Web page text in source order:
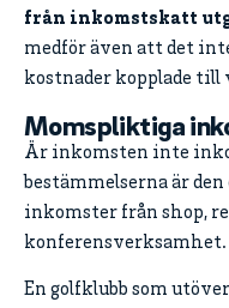
från inkomstskatt
medför även att det
kostnader kopplade till
Momspliktiga
Är inkomsten inte
bestämmelserna är
inkomster från shop,
konferensverksamhet.
En golfklubb som